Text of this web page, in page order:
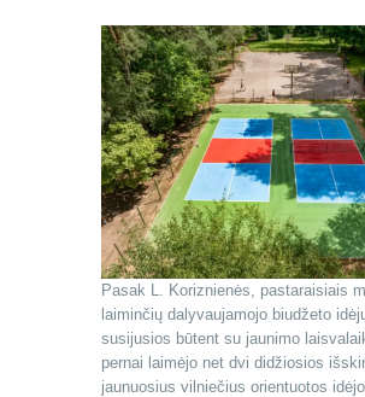
Pasak L. Koriznienės, pastaraisiais
laiminčių dalyvaujamojo biudžeto
susijusios būtent su jaunimo
pernai laimėjo net dvi didžiosios
jaunuosius vilniečius orientuotos